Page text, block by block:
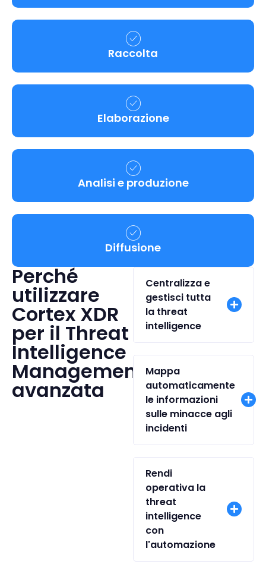
Raccolta
Elaborazione
Analisi e produzione
Diffusione
Perché
utilizzare
Cortex XDR
per il Threat
Intelligence
Management
avanzata
Centralizza e
gestisci tutta
la threat
intelligence
Mappa
automaticamente
le informazioni
sulle minacce agli
incidenti
Rendi
operativa la
threat
intelligence
con
l'automazione